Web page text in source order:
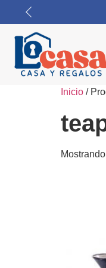
Inicio /